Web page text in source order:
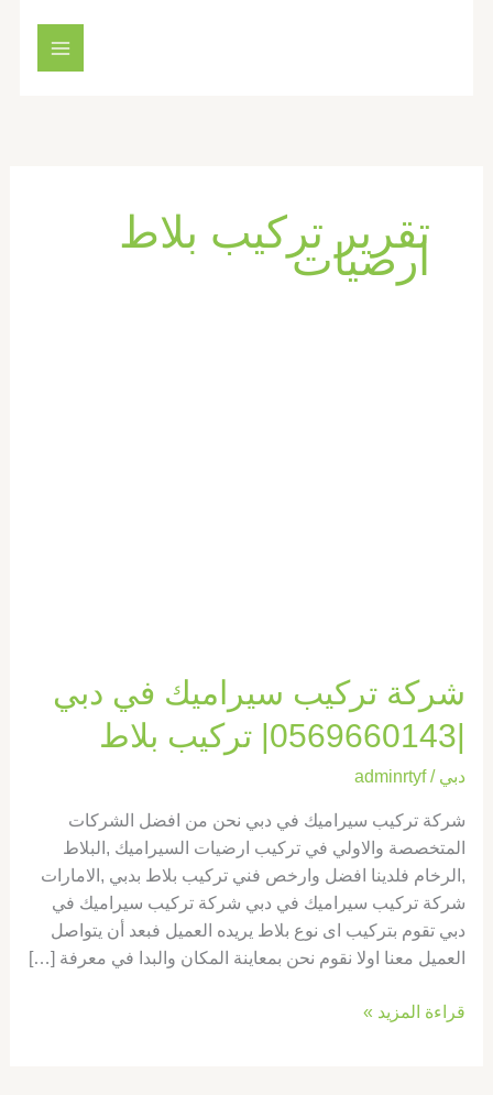
تقرير تركيب بلاط
ارضيات
شركة تركيب سيراميك في دبي
|0569660143| تركيب بلاط
دبي /
adminrtyf
شركة تركيب سيراميك في دبي نحن من افضل الشركات
المتخصصة والاولي في تركيب ارضيات السيراميك ,البلاط
,الرخام فلدينا افضل وارخص فني تركيب بلاط بدبي ,الامارات
شركة تركيب سيراميك في دبي شركة تركيب سيراميك في
دبي تقوم بتركيب اى نوع بلاط يريده العميل فبعد أن يتواصل
العميل معنا اولا نقوم نحن بمعاينة المكان والبدا في معرفة […]
قراءة المزيد »